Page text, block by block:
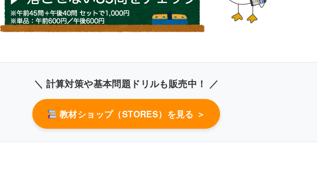
増加
低下
＼ 計算対策や基本問題ドリルも販売中！ ／
教材ショップ（STORES）を見る ＞